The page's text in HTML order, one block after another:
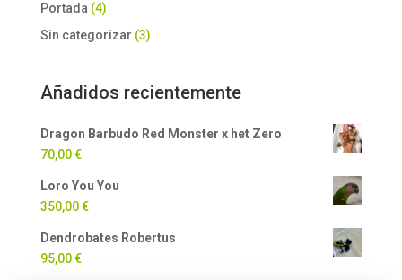
Portada (4)
Sin categorizar (3)
Añadidos recientemente
Dragon Barbudo Red Monster x het Zero
70,00€
Loro You You
350,00€
Dendrobates Robertus
95,00€